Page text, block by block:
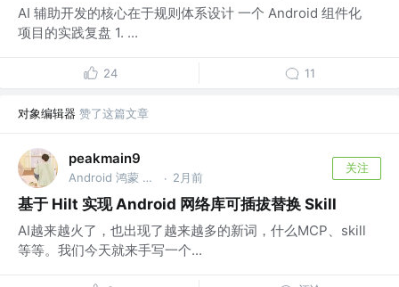
AI 辅助开发的核心在于规则体系设计 一个 Android 组件化
项目的实践复盘 1. ...
24 11
对象编辑器 赞了这篇文章
peakmain9
Android 鸿蒙 Compose C++ · 2月前
关注
基于 Hilt 实现 Android 网络库可插拔替换 Skill
AI越来越火了，也出现了越来越多的新词，什么MCP、skill
等等。我们今天就来手写一个...